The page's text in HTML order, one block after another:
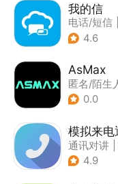
我的信
电话/短信
4.6
AsMax
匿名/陌生
0.0
模拟来电
通讯对讲
4.9